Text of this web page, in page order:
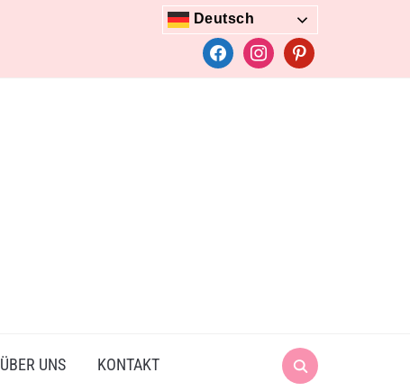
Deutsch
facebookinstagrampinterest
Search
for:
ÜBER UNS KONTAKT